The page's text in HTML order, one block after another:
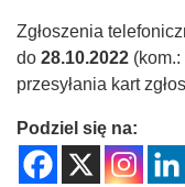
Zgłoszenia
do 28.10.2022
przesyłania kart
Podziel się na: